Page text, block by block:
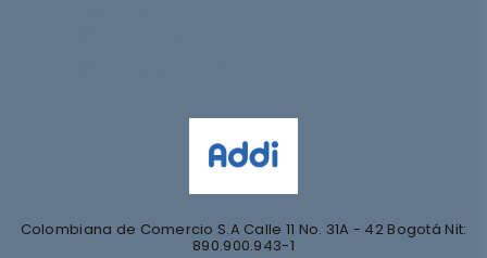
Colombiana de Comercio S.A Calle 11 No. 31A - 42 Bogotá Nit:
890.900.943-1